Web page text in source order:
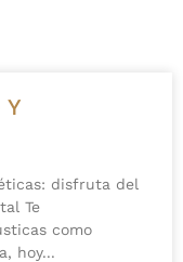
Y
disfruta del
Te
como
hoy